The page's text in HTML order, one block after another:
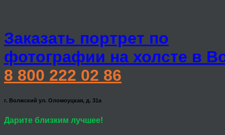
Заказать портрет по
фотографии на холсте в
8 800 222 02 86
г. Волжский ул. Оломоуцкая, д. 31а
Дарите близким лучшее!